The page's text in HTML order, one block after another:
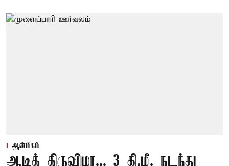
ஆன்மிகம்
ஆடித் திருவிழா... 3 கி.மீ. நடந்து